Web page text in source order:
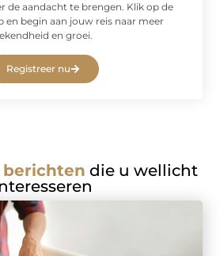
de aandacht te brengen. Klik op de
en begin aan jouw reis naar meer
en groei.
Registreer nu
berichten die u wellicht